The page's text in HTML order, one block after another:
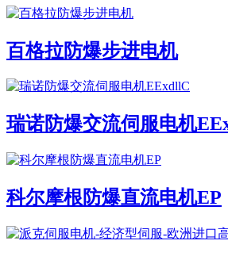
百格拉防爆步进电机
瑞诺防爆交流伺服电机
科尔摩根防爆直流电机EP